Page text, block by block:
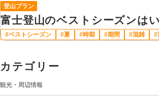
登山プラン
富士登山のベストシーズンは
ベストシーズン 夏 時期 期間 混雑
カテゴリー
観光・周辺情報